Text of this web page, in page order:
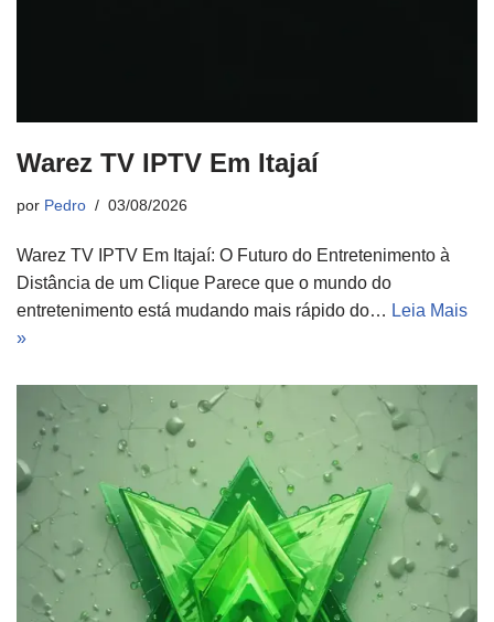
Warez TV IPTV Em Itajaí
por Pedro 03/08/2026
Warez TV IPTV Em Itajaí: O Futuro do Entretenimento à
Distância de um Clique Parece que o mundo do
entretenimento está mudando mais rápido do… Leia Mais
»